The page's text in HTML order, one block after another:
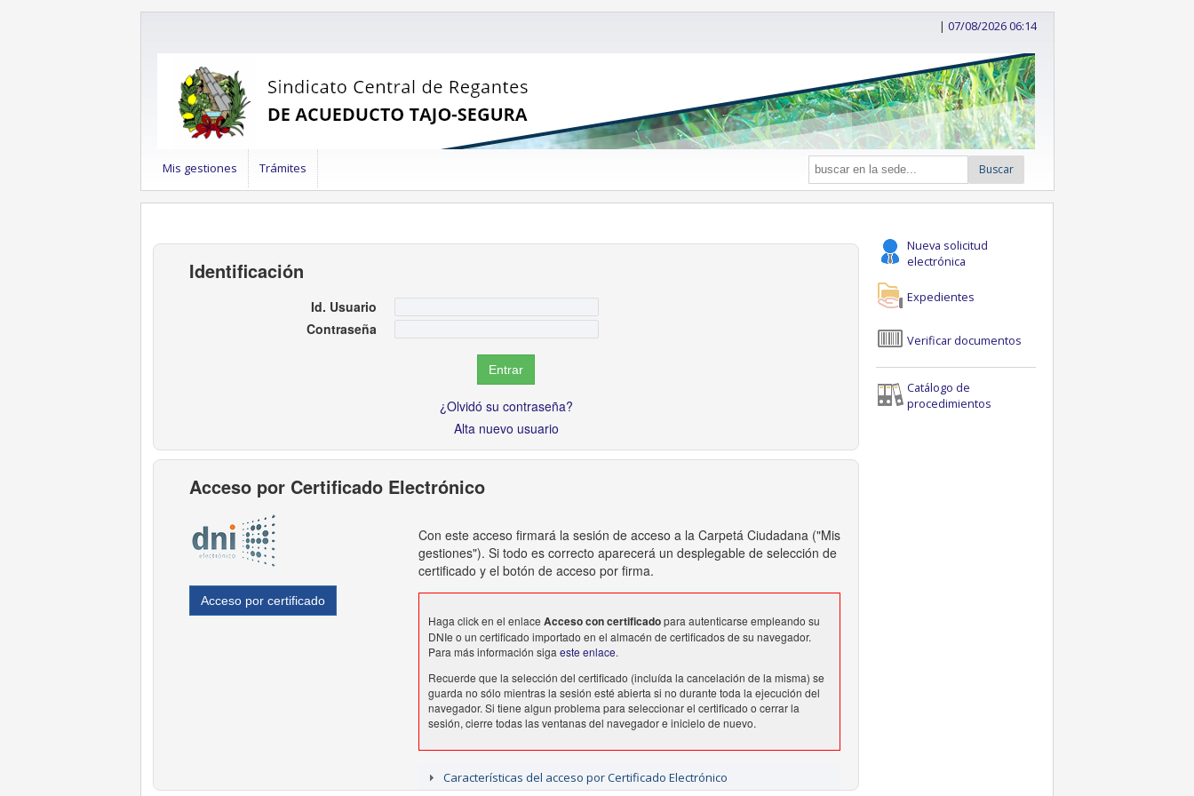
| 07/08/2026 06:14
Mis gestiones Trámites Buscar
Identificación
Id. Usuario
Contraseña
¿Olvidó su contraseña?
Alta nuevo usuario
Acceso por Certificado Electrónico
Acceso por certificado
Con este acceso firmará la sesión de acceso a la Carpetá Ciudadana ("Mis
gestiones"). Si todo es correcto aparecerá un desplegable de selección de
certificado y el botón de acceso por firma.
Haga click en el enlace Acceso con certificadopara autenticarse empleando su
DNIe o un certificado importado en el almacén de certificados de su navegador.
Para más información siga este enlace.
Recuerde que la selección del certificado (incluída la cancelación de la misma) se
guarda no sólo mientras la sesión esté abierta si no durante toda la ejecución del
navegador. Si tiene algun problema para seleccionar el certificado o cerrar la
sesión, cierre todas las ventanas del navegador e inicielo de nuevo.
Características del acceso por Certificado Electrónico
Nueva solicitud
electrónica
Expedientes
Verificar documentos
Catálogo de
procedimientos